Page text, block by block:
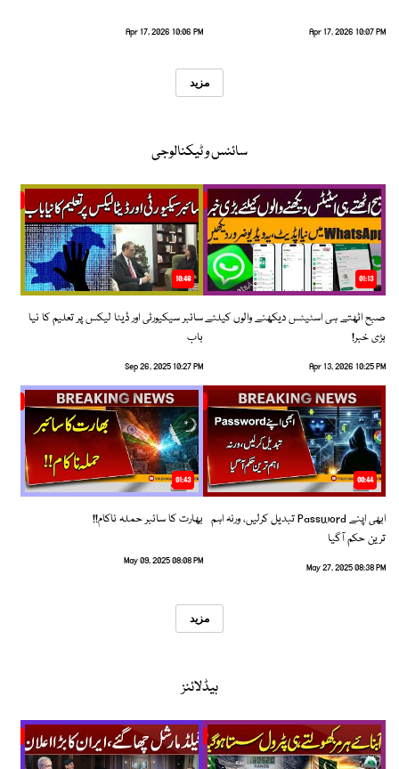
Apr 17, 2026 10:07 PM
Apr 17, 2026 10:06 PM
مزید
سائنس و ٹیکنالوجی
01:13
صبح اٹھتے ہی اسٹیٹس دیکھنے والوں کیلئے
بڑی خبر!
Apr 13, 2026 10:25 PM
10:48
سائبر سیکیورٹی اور ڈیٹا لیکس پر تعلیم کا نیا
باب
Sep 26, 2025 10:27 PM
00:44
ابھی اپنے Password تبدیل کرلیں، ورنہ اہم
ترین حکم آگیا
May 27, 2025 08:38 PM
01:43
بھارت کا سائبر حملہ ناکام!!
May 09, 2025 08:08 PM
مزید
ہیڈلائنز